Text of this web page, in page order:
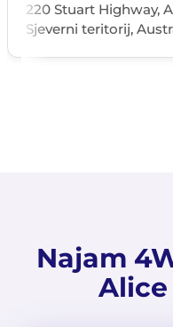
220 Stuart Highway,
Sjeverni teritorij,
Najam